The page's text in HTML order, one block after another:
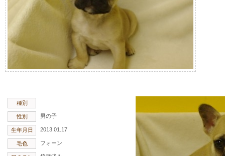
種別
性別 男の子
生年月日 2013.01.17
毛色 フォーン